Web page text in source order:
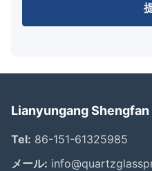
Lianyungang
Tel: 86-151-61325985
メール: